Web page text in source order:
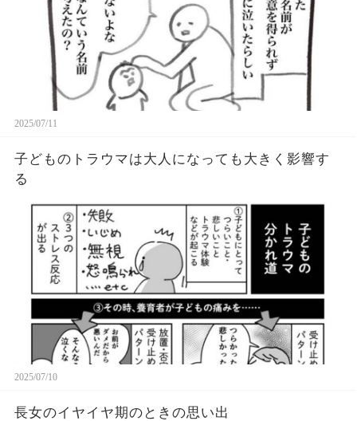
2025/07/11
子どものトラウマは大人になっても大きく影響す
る
2025/07/10
長女のイヤイヤ期のときの思い出